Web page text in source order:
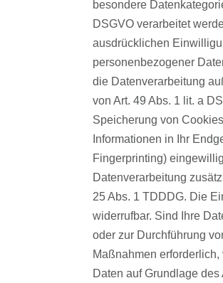
besondere
DSGVO verarbeitet
ausdrücklichen
personenbezogener
die Datenverarbeitung
von Art. 49 Abs. 1 lit. a
Speicherung von
Informationen in Ihr
Fingerprinting)
Datenverarbeitung
25 Abs. 1 TDDDG. Die
widerrufbar. Sind Ihre
oder zur Durchführung
Maßnahmen
Daten auf Grundlage des